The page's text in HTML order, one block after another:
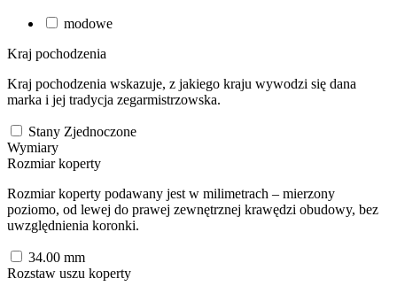
modowe
Kraj pochodzenia
Kraj pochodzenia wskazuje, z jakiego kraju wywodzi się dana
marka i jej tradycja zegarmistrzowska.
Stany Zjednoczone
Wymiary
Rozmiar koperty
Rozmiar koperty podawany jest w milimetrach – mierzony
poziomo, od lewej do prawej zewnętrznej krawędzi obudowy, bez
uwzględnienia koronki.
34.00 mm
Rozstaw uszu koperty